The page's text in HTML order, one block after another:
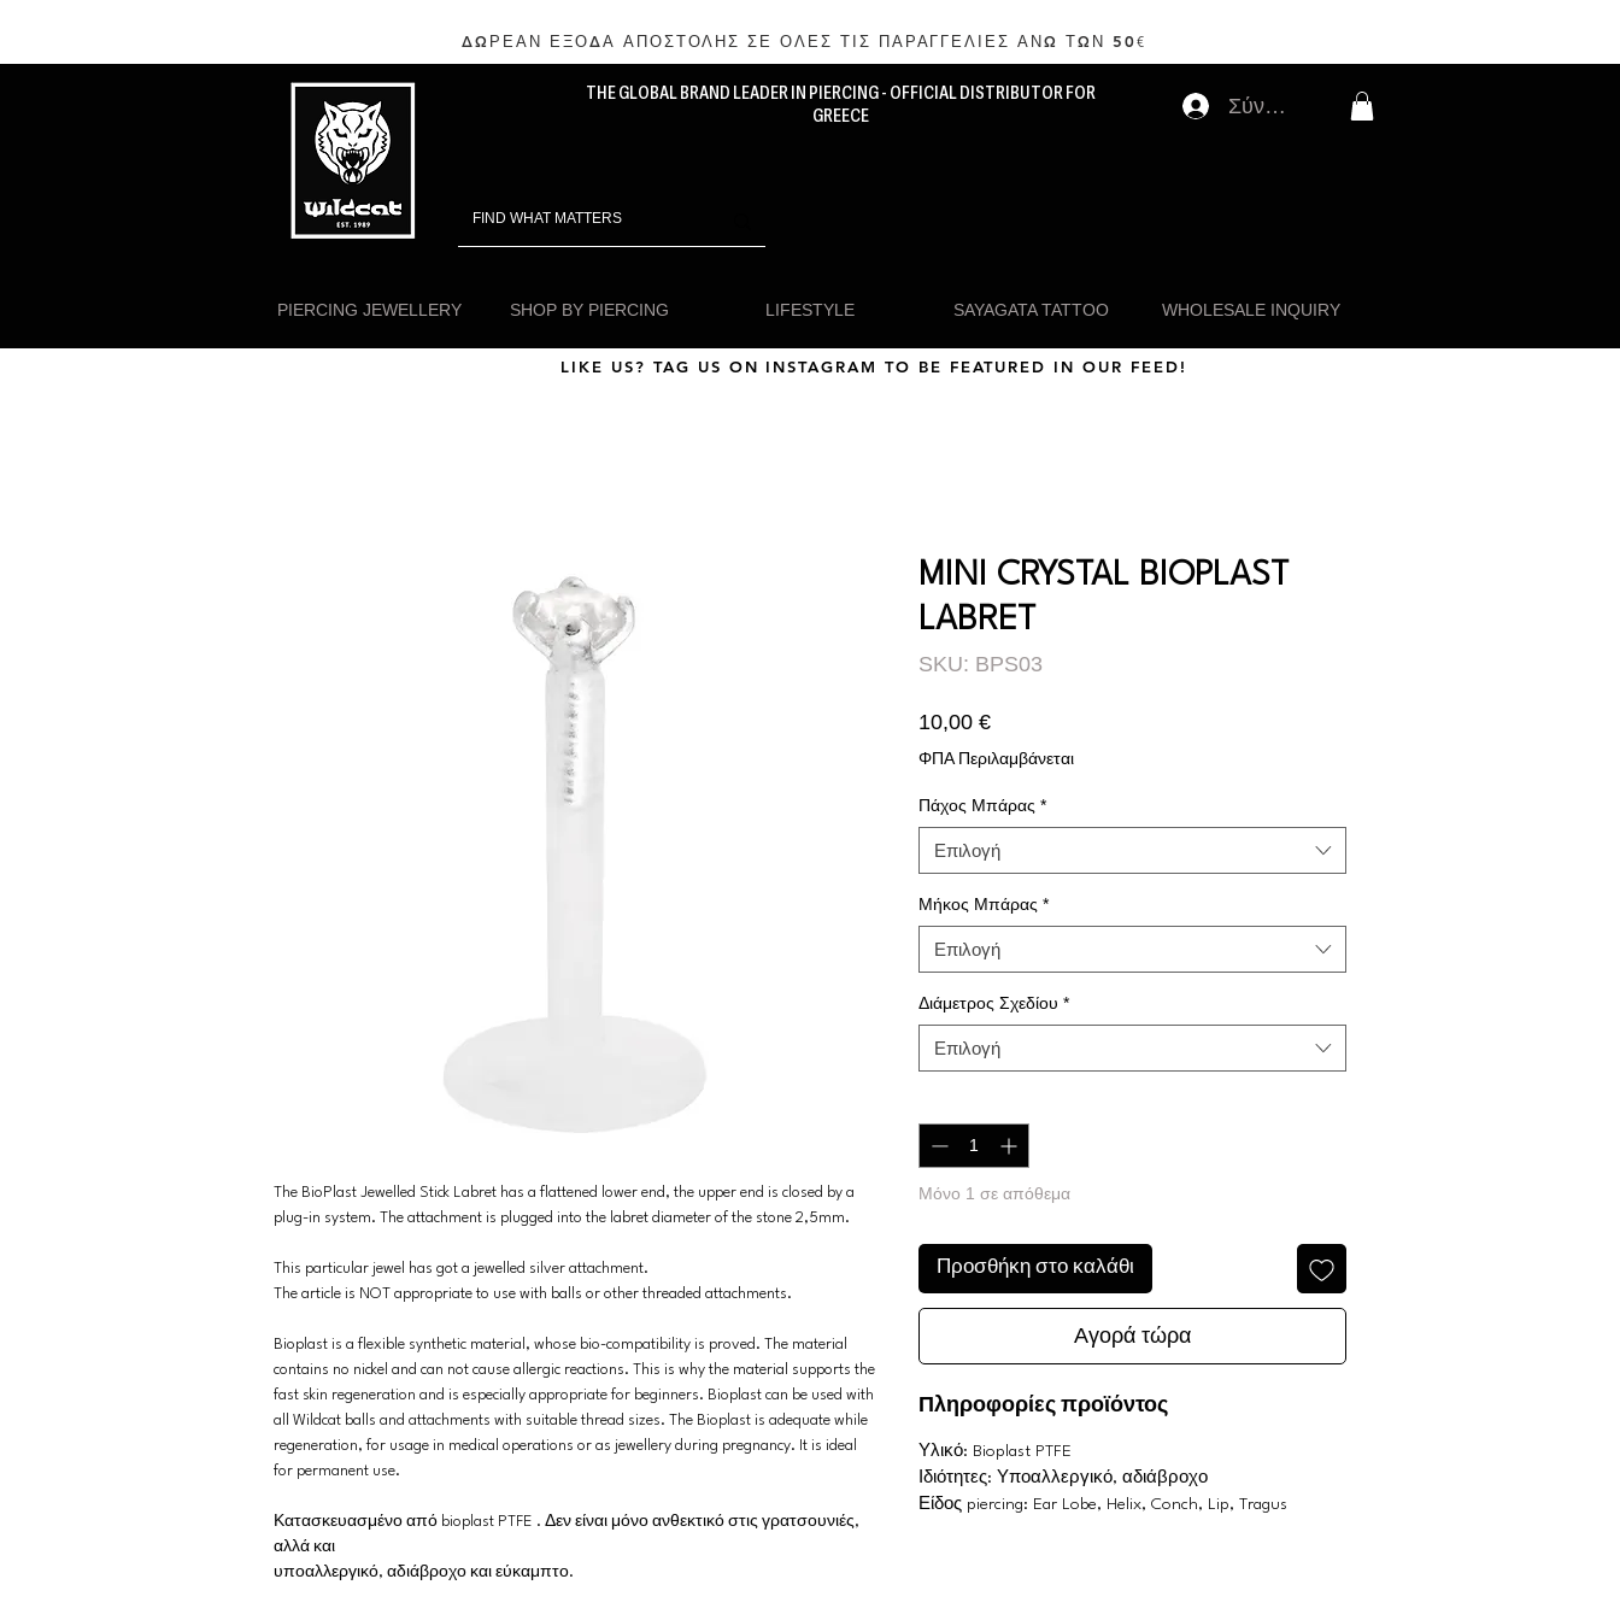
ΔΩΡΕΑΝ ΕΞΟΔΑ ΑΠΟΣΤΟΛΗΣ ΣΕ ΟΛΕΣ ΤΙΣ ΠΑΡΑΓΓΕΛΙΕΣ ΑΝΩ ΤΩΝ 50€
THE GLOBAL BRAND LEADER IN PIERCING - OFFICIAL DISTRIBUTOR FOR
GREECE
Σύνδεση
PIERCING JEWELLERY SHOP BY PIERCING LIFESTYLE SAYAGATA TATTOO WHOLESALE INQUIRY
LIKE US? TAG US ON INSTAGRAM TO BE FEATURED IN OUR FEED!
The BioPlast Jewelled Stick Labret has a flattened lower end, the upper end is closed by a
plug-in system. The attachment is plugged into the labret diameter of the stone 2,5mm.
This particular jewel has got a jewelled silver attachment.
The article is NOT appropriate to use with balls or other threaded attachments.
Bioplast is a flexible synthetic material, whose bio-compatibility is proved. The material
contains no nickel and can not cause allergic reactions. This is why the material supports the
fast skin regeneration and is especially appropriate for beginners. Bioplast can be used with
all Wildcat balls and attachments with suitable thread sizes. The Bioplast is adequate while
regeneration, for usage in medical operations or as jewellery during pregnancy. It is ideal
for permanent use.
Κατασκευασμένο από bioplast PTFE . Δεν είναι μόνο ανθεκτικό στις γρατσουνιές,
αλλά και
υποαλλεργικό, αδιάβροχο και εύκαμπτο.
MINI CRYSTAL BIOPLAST
LABRET
SKU: BPS03
10,00 €Τιμή
ΦΠΑ Περιλαμβάνεται
Πάχος Μπάρας *
Επιλογή
Μήκος Μπάρας *
Επιλογή
Διάμετρος Σχεδίου *
Επιλογή
Μόνο 1 σε απόθεμα
Προσθήκη στο καλάθι
Αγορά τώρα
Πληροφορίες προϊόντος
Υλικό: Bioplast PTFE
Ιδιότητες: Υποαλλεργικό, αδιάβροχο
Είδος piercing: Ear Lobe, Helix, Conch, Lip, Tragus